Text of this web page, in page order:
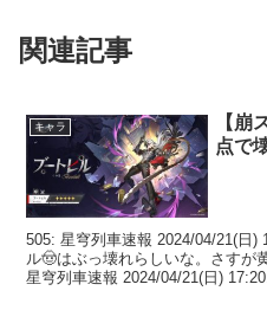
関連記事
キャラ
【崩
点で
505: 星穹列車速報 2024/04/21(日)
ル🤠はぶっ壊れらしいな。さすが
星穹列車速報 2024/04/21(日)